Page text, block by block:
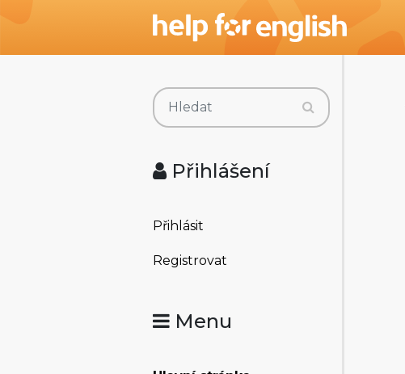
Přihlášení
Přihlásit
Registrovat
Menu